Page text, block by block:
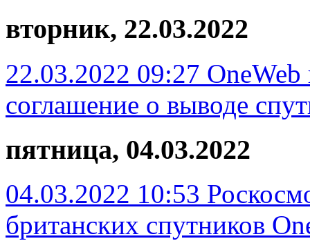
вторник, 22.03.2022
22.03.2022 09:27
соглашение о выводе
пятница, 04.03.2022
04.03.2022 10:53
британских спутников